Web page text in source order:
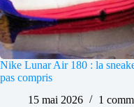
Nike Lunar Air 180 : la
pas compris
15 mai 2026
1